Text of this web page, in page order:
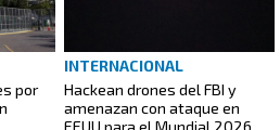
por
INTERNACIONAL
Hackean drones del FBI y
amenazan con ataque en
EEUU para el Mundial 2026